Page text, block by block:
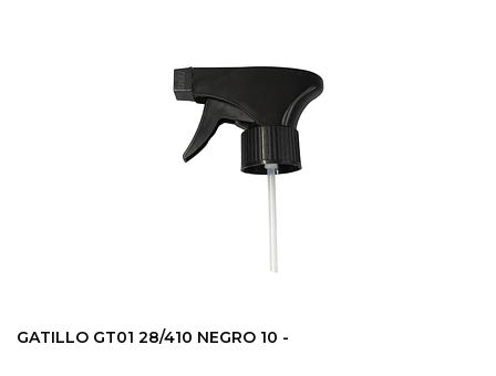
GATILLO GT01 28/410 NEGRO 10 -